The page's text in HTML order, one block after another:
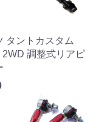
タントカスタム
2WD 調整式リアピ